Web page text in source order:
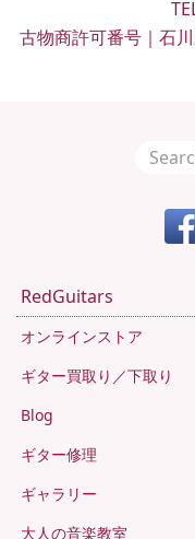
古物商許可番号｜石
RedGuitars
オンラインストア
ギター買取り／下取り
Blog
ギター修理
ギャラリー
大人の音楽教室